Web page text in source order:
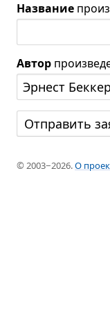
Название
Автор
© 2003−2026.О